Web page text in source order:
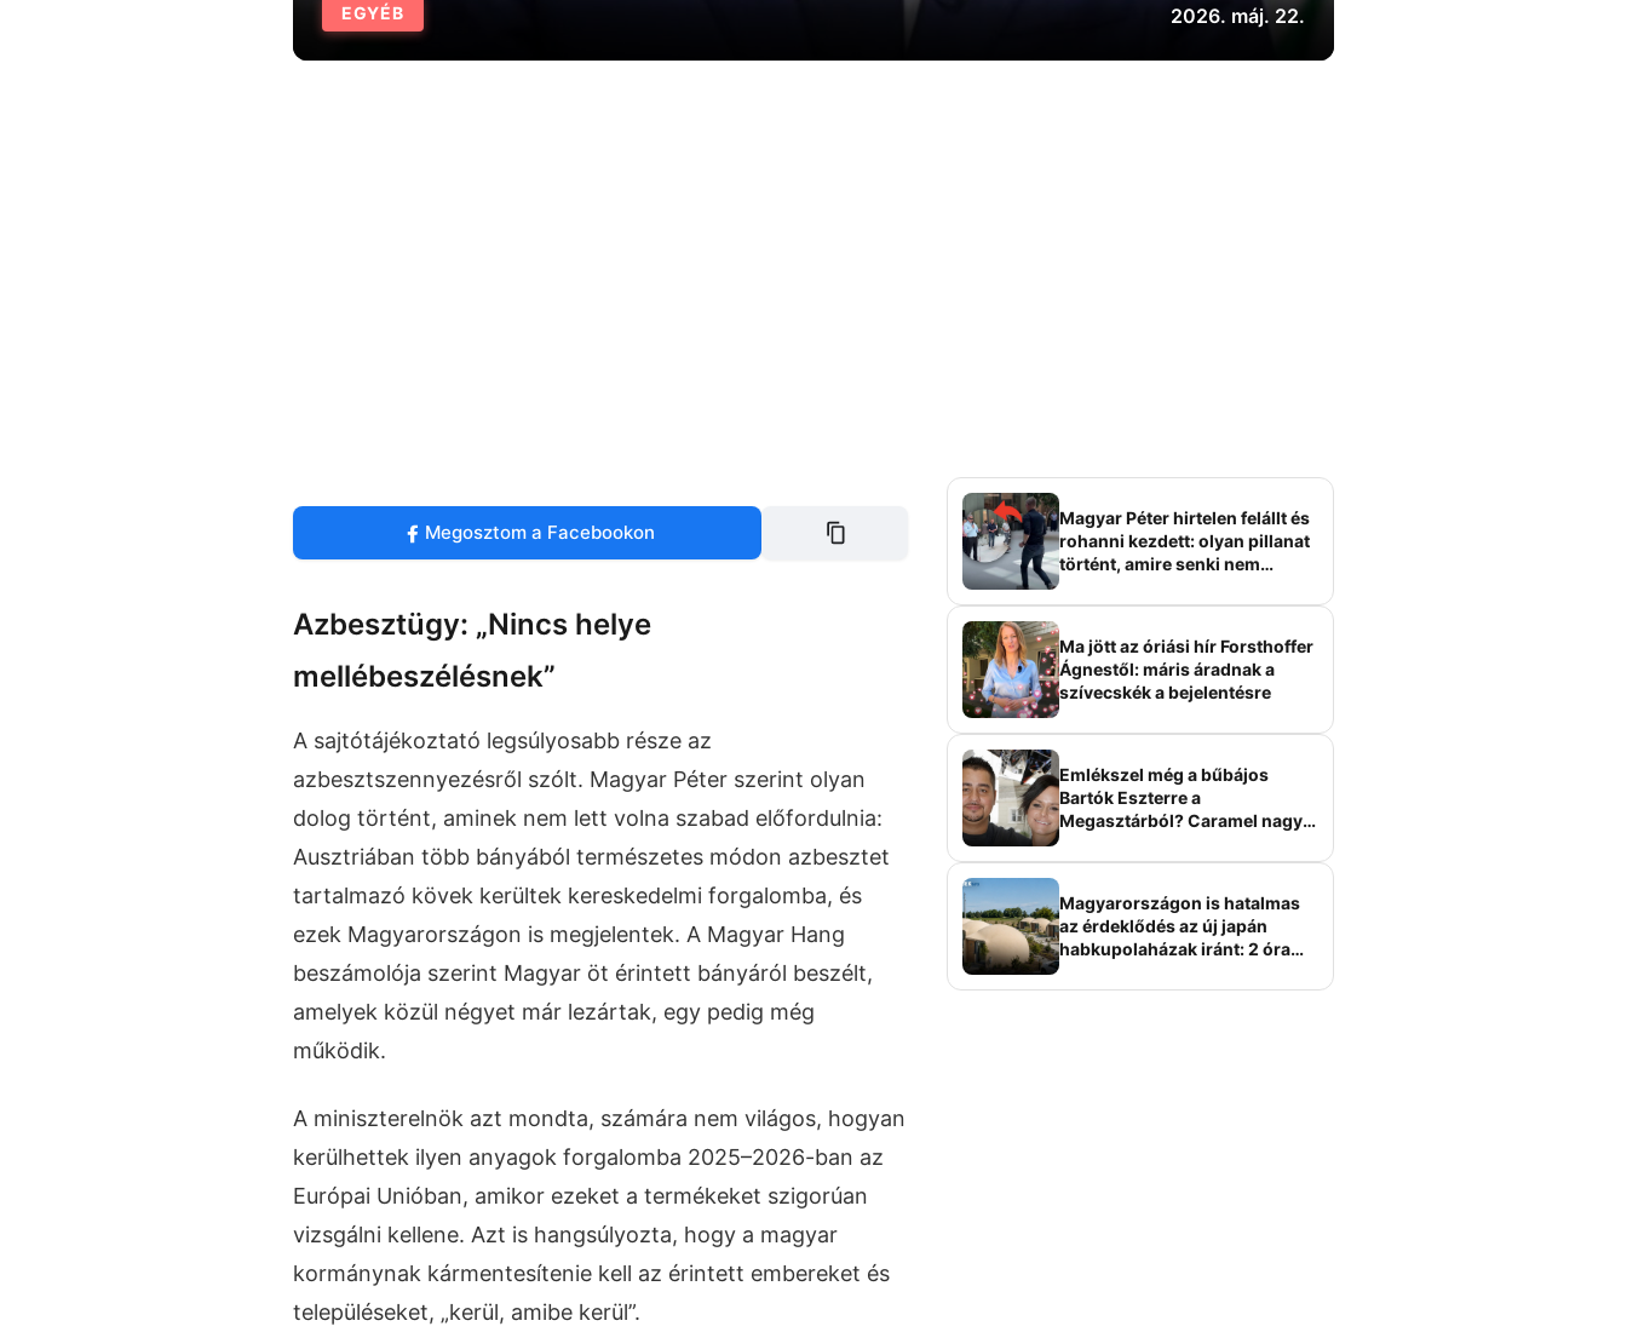
EGYÉB 2026. máj. 22.
Megosztom a Facebookon
Azbesztügy: „Nincs helye
mellébeszélésnek”
A sajtótájékoztató legsúlyosabb része az
azbesztszennyezésről szólt. Magyar Péter szerint olyan
dolog történt, aminek nem lett volna szabad előfordulnia:
Ausztriában több bányából természetes módon azbesztet
tartalmazó kövek kerültek kereskedelmi forgalomba, és
ezek Magyarországon is megjelentek. A Magyar Hang
beszámolója szerint Magyar öt érintett bányáról beszélt,
amelyek közül négyet már lezártak, egy pedig még
működik.
A miniszterelnök azt mondta, számára nem világos, hogyan
kerülhettek ilyen anyagok forgalomba 2025–2026-ban az
Európai Unióban, amikor ezeket a termékeket szigorúan
vizsgálni kellene. Azt is hangsúlyozta, hogy a magyar
kormánynak kármentesítenie kell az érintett embereket és
településeket, „kerül, amibe kerül”.
Magyar Péter hirtelen felállt és
rohanni kezdett: olyan pillanat
történt, amire senki nem
Ma jött az óriási hír Forsthoffer
Ágnestől: máris áradnak a
szívecskék a bejelentésre
Emlékszel még a bűbájos
Bartók Eszterre a
Megasztárból? Caramel nagy
Magyarországon is hatalmas
az érdeklődés az új japán
habkupolaházak iránt: 2 óra
elképesztő áron hirdetik őket